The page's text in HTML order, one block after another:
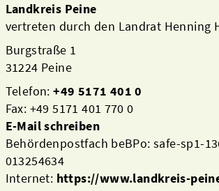
Landkreis Peine
vertreten durch den Landrat Henning
Burgstraße 1
31224 Peine
Telefon:+49 5171 401 0
Fax: +49 5171 401 770 0
E-Mail schreiben
Behördenpostfach beBPo: safe-sp1-
013254634
Internet: https://www.landkreis-